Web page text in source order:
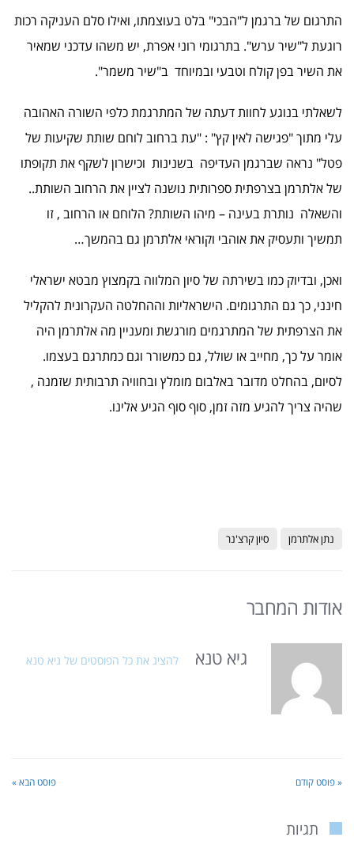
התרגום של ברגמן ל"הבכי" בלט בעוצמתו, ואילו סלם העניקה רכות
רוגעת ל"שיר ערש". בתרגומי רוני אפרת, יש משהו עדכני שמאיר
את השיר בפן קולח וטבעי ובמיוחד ב"שיר משמר".
לשאלתי בנוגע לחוות דעתה של המתרגמת כלפי השורה האהובה
עלי מתוך "פגישה לאין קץ" : "עת ברחוב לוחם שותת שקיעות של
פטל" נראה שברגמן העדיפה בשנינות וכישרון לשקף את תקופתו
של אלתרמן בצרפתית ספרותית נושנה לציין את הרחוב השותת..
והשאלה נותרת בעינה – מיהו השותת? הלוחם או הרחוב , זו
תמשיך ותעסיק את אוהבי וקוראי אלתרמן גם בהמשך…
ואכן, ובדיוק כמו בשירתה של סיון המלווה בקמצוץ מבטא ישראלי
חינני, כך גם התרגומים. הישראליות וההחלטה העקרונית להקליל
את הצרפתית של המתרגמים מורגשת ומעניין מה אלתרמן היה
אומר על כך, מחייב או שולל, גם כמשורר וגם כמתרגם בעצמו.
לסיום, בהחלט מדובר באלבום מומלץ ובחוויה תרבותית שזמנה ,
שהיה צריך להגיע מזה זמן, סוף סוף הגיע אלינו.
נתן אלתרמן סיון קרצ'נר
אודות המחבר
גיא טנא להציג את כל הפוסטים של גיא טנא
« פוסט קודם פוסט הבא »
תגיות